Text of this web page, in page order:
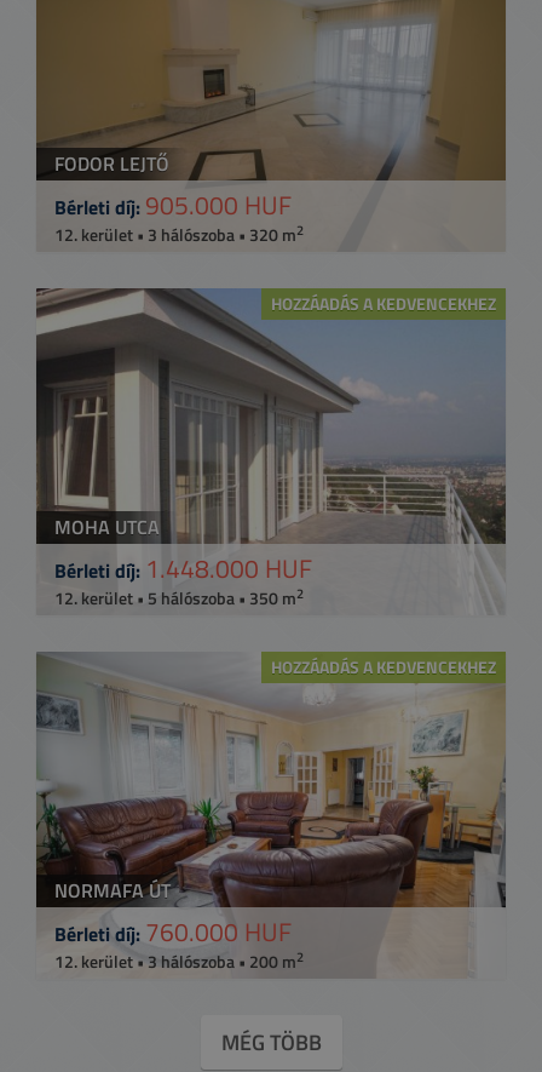
FODOR LEJTŐ
Bérleti díj: 905.000 HUF
12. kerület • 3 hálószoba • 320 m2
HOZZÁADÁS A KEDVENCEKHEZ
MOHA UTCA
Bérleti díj: 1.448.000 HUF
12. kerület • 5 hálószoba • 350 m2
HOZZÁADÁS A KEDVENCEKHEZ
NORMAFA ÚT
Bérleti díj: 760.000 HUF
12. kerület • 3 hálószoba • 200 m2
MÉG TÖBB